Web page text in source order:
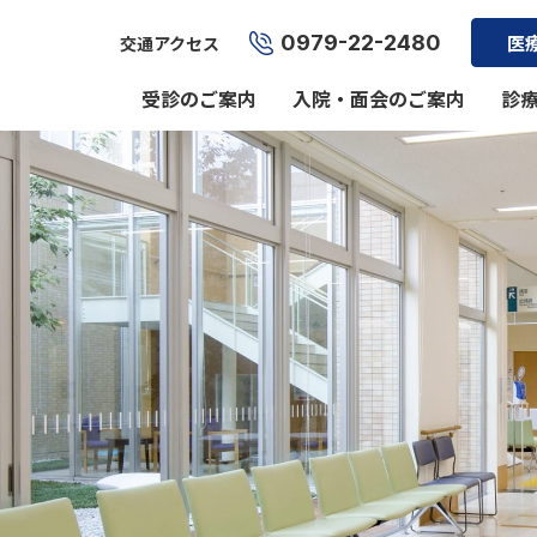
交通アクセス 0979-22-2480 医
受診のご案内 入院・面会のご案内 診